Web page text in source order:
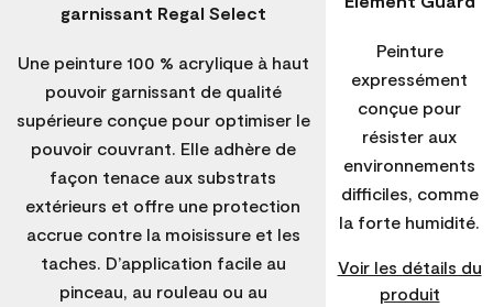
garnissant Regal Select
Une peinture 100 % acrylique à haut
pouvoir garnissant de qualité
supérieure conçue pour optimiser le
pouvoir couvrant. Elle adhère de
façon tenace aux substrats
extérieurs et offre une protection
accrue contre la moisissure et les
taches. D’application facile au
pinceau, au rouleau ou au
Peinture
expressément
conçue pour
résister aux
environnements
difficiles, comme
la forte humidité.
Voir les détails du
produit